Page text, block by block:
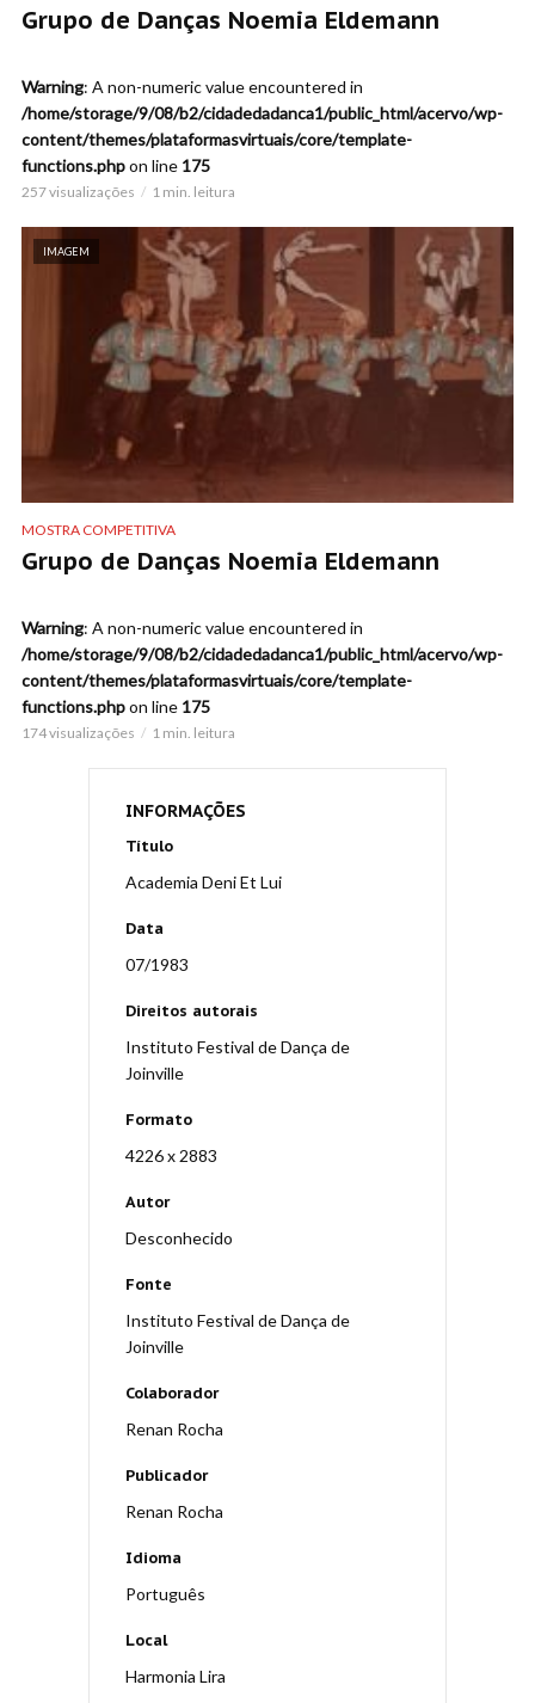
Grupo de Danças Noemia Eldemann
Warning: A non-numeric value encountered in
/home/storage/9/08/b2/cidadedadanca1/public_html/acervo/wp-
content/themes/plataformasvirtuais/core/template-
functions.phpon line 175
257 visualizações 1 min. leitura
IMAGEM
MOSTRA COMPETITIVA
Grupo de Danças Noemia Eldemann
Warning: A non-numeric value encountered in
/home/storage/9/08/b2/cidadedadanca1/public_html/acervo/wp-
content/themes/plataformasvirtuais/core/template-
functions.phpon line 175
174 visualizações 1 min. leitura
INFORMAÇÕES
Título
Academia Deni Et Lui
Data
07/1983
Direitos autorais
Instituto Festival de Dança de
Joinville
Formato
4226 x 2883
Autor
Desconhecido
Fonte
Instituto Festival de Dança de
Joinville
Colaborador
Renan Rocha
Publicador
Renan Rocha
Idioma
Português
Local
Harmonia Lira